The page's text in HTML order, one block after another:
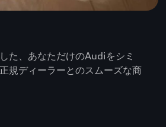
た、あなただけのAudiをシミ
規ディーラーとのスムーズな商